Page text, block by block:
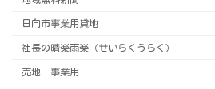
日向市事業用貸地
社長の晴楽雨楽（せいらくうらく）
売地 事業用